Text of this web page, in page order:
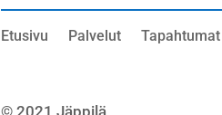
Etusivu Palvelut Tapahtumat